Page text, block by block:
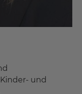
und